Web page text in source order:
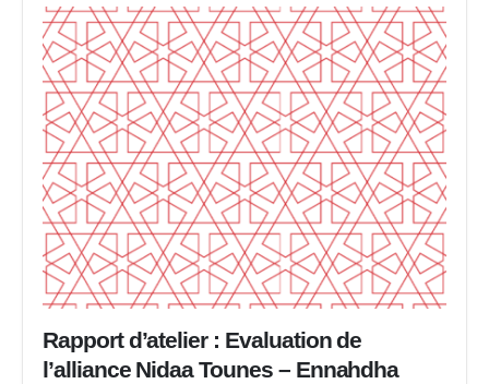
Rapport d’atelier : Evaluation de
l’alliance Nidaa Tounes – Ennahdha